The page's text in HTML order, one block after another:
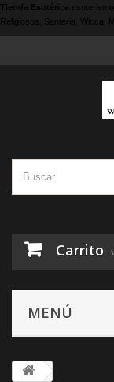
Tienda Esotérica
Religiosos, Santeria, Wicca,
Carrito
MENÚ